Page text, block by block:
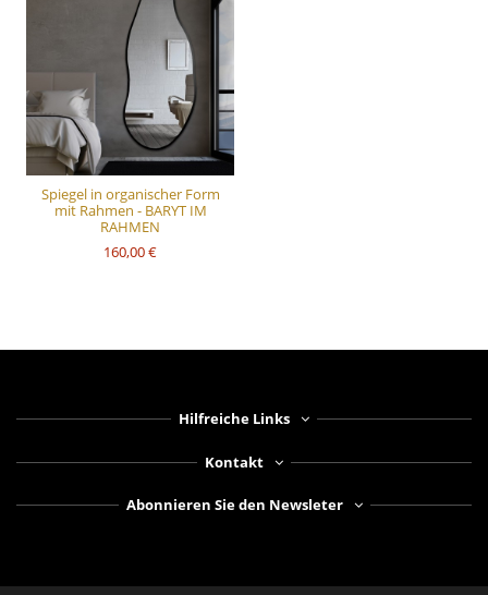
Spiegel in organischer Form
mit Rahmen - BARYT IM
RAHMEN
160,00 €
Hilfreiche Links
Kontakt
Abonnieren Sie den Newsleter